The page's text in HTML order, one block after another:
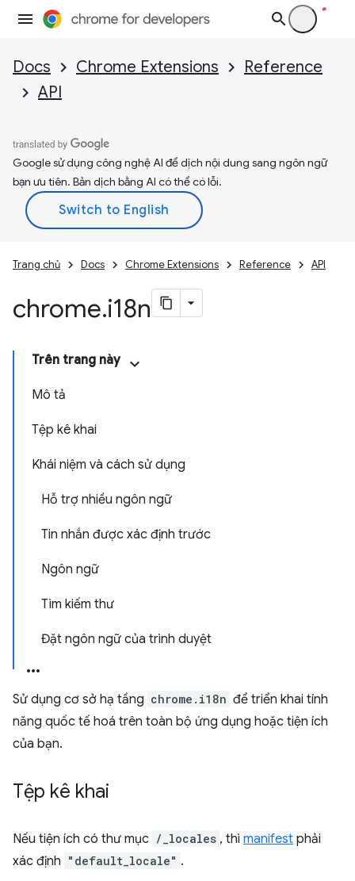
Docs Chrome Extensions
Reference
API
Google sử dụng công nghệ AI để dịch nội dung sang ngôn ngữ
bạn ưu tiên. Bản dịch bằng AI có thể có lỗi.
Trang chủ Docs Chrome Extensions Reference API
chrome.i18n
Trên trang này
Mô tả
Tệp kê khai
Khái niệm và cách sử dụng
Hỗ trợ nhiều ngôn ngữ
Tin nhắn được xác định trước
Ngôn ngữ
Tìm kiếm thư
Đặt ngôn ngữ của trình duyệt
Sử dụng cơ sở hạ tầng chrome.i18n để triển khai tính
năng quốc tế hoá trên toàn bộ ứng dụng hoặc tiện ích
của bạn.
Tệp kê khai
Nếu tiện ích có thư mục /_locales , thì manifest phải
xác định "default_locale" .